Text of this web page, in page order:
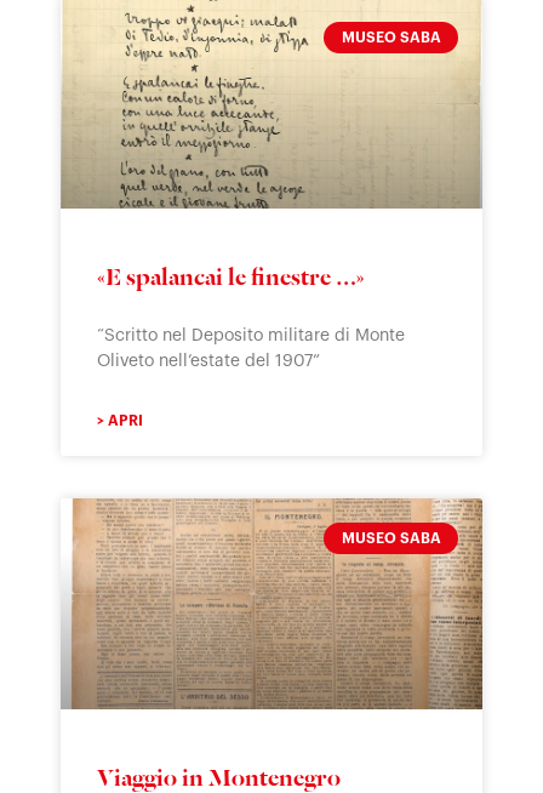
MUSEO SABA
«E spalancai le finestre …»
“Scritto nel Deposito militare di Monte
Oliveto nell’estate del 1907”
> APRI
MUSEO SABA
Viaggio in Montenegro